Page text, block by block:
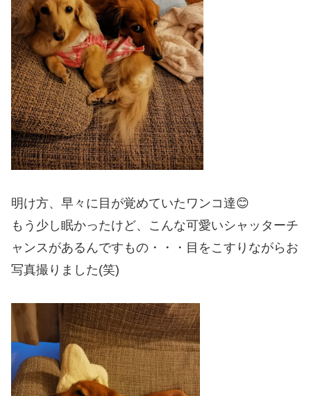
明け方、早々に目が覚めていたワンコ達😊
もう少し眠かったけど、こんな可愛いシャッターチ
ャンスがあるんですもの・・・目をこすりながらお
写真撮りました(笑)